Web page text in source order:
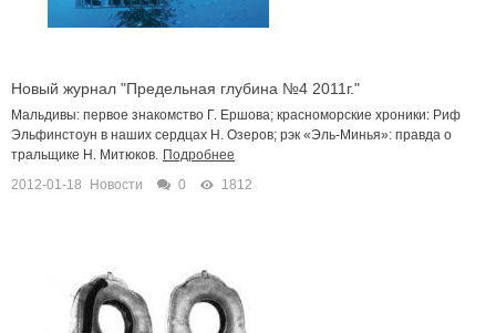
Новый журнал "Предельная глубина №4 2011г."
Мальдивы: первое знакомство Г. Ершова; красноморские хроники: Риф
Эльфинстоун в наших сердцах Н. Озеров; рэк «Эль-Минья»: правда о
тральщике Н. Митюков. Подробнее
2012-01-18
Новости 0 1812